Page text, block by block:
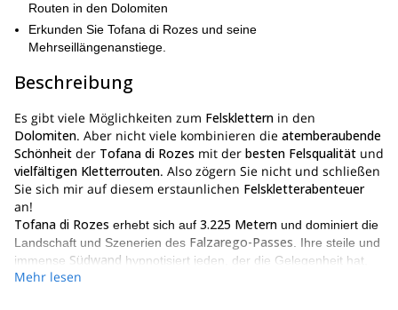
Routen in den Dolomiten
Erkunden Sie Tofana di Rozes und seine
Mehrseillängenanstiege.
Beschreibung
Es gibt viele Möglichkeiten zum Felsklettern in den
Dolomiten. Aber nicht viele kombinieren die atemberaubende
Schönheit der Tofana di Rozes mit der besten Felsqualität und
vielfältigen Kletterrouten. Also zögern Sie nicht und schließen
Sie sich mir auf diesem erstaunlichen Felskletterabenteuer
an!
Tofana di Rozes erhebt sich auf 3.225 Metern und dominiert die
Landschaft und Szenerien des Falzarego-Passes . Ihre steile und
immense Südwand hypnotisiert jeden, der die Gelegenheit hat,
sie zu sehen.
Mehr lesen